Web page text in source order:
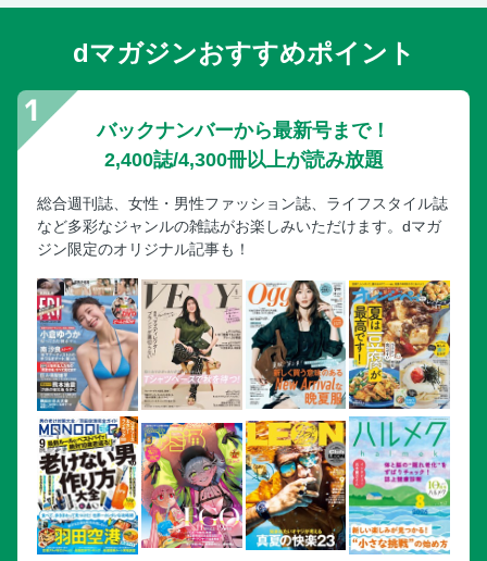
dマガジンおすすめポイント
バックナンバーから最新号まで！
2,400誌/4,300冊以上が読み放題
総合週刊誌、女性・男性ファッション誌、ライフスタイル誌
など多彩なジャンルの雑誌がお楽しみいただけます。dマガ
ジン限定のオリジナル記事も！